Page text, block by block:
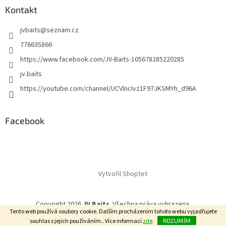
Tento web používá soubory cookie. Dalším procházením tohoto webu vyjadřujete
souhlas s jejich používáním.. Více informacízde. ROZUMÍM
Kontakt
jvbaits@seznam.cz
776635866
https://www.facebook.com/JV-Baits-105678285220285
jv.baits
https://youtube.com/channel/UCVlncIvz1F97JKSMYh_d96A
Facebook
Vytvořil Shoptet
Copyright 2026JV Baits. Všechna práva vyhrazena.